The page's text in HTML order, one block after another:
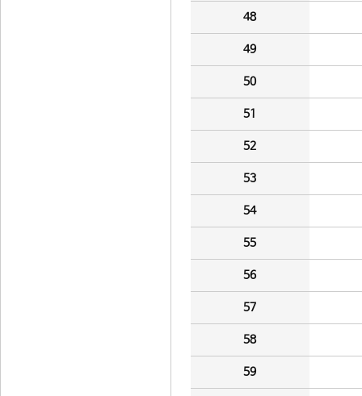
48
49
50
51
52
53
54
55
56
57
58
59